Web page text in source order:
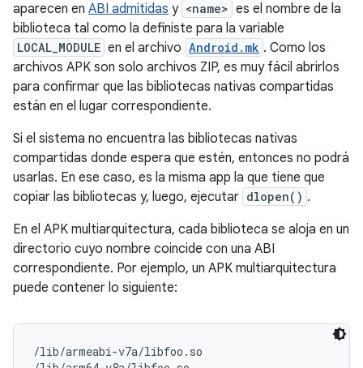
aparecen en ABI admitidas y <name> es el nombre de la
biblioteca tal como la definiste para la variable
LOCAL_MODULE en el archivo Android.mk . Como los
archivos APK son solo archivos ZIP, es muy fácil abrirlos
para confirmar que las bibliotecas nativas compartidas
están en el lugar correspondiente.
Si el sistema no encuentra las bibliotecas nativas
compartidas donde espera que estén, entonces no podrá
usarlas. En ese caso, es la misma app la que tiene que
copiar las bibliotecas y, luego, ejecutar dlopen() .
En el APK multiarquitectura, cada biblioteca se aloja en un
directorio cuyo nombre coincide con una ABI
correspondiente. Por ejemplo, un APK multiarquitectura
puede contener lo siguiente:
/lib/armeabi-v7a/libfoo.so